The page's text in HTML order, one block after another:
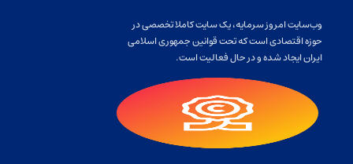
وب‌سایت امروز سرمایه، یک سایت کاملا تخصصی در
حوزه اقتصادی است که تحت قوانین جمهوری اسلامی
ایران ایجاد شده و در حال فعالیت است.